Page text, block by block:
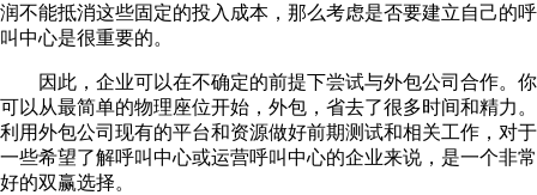
润不能抵消这些固定的投入成本，那么考虑是否要建立自己的呼
叫中心是很重要的。
因此，企业可以在不确定的前提下尝试与外包公司合作。你
可以从最简单的物理座位开始，外包，省去了很多时间和精力。
利用外包公司现有的平台和资源做好前期测试和相关工作，对于
一些希望了解呼叫中心或运营呼叫中心的企业来说，是一个非常
好的双赢选择。